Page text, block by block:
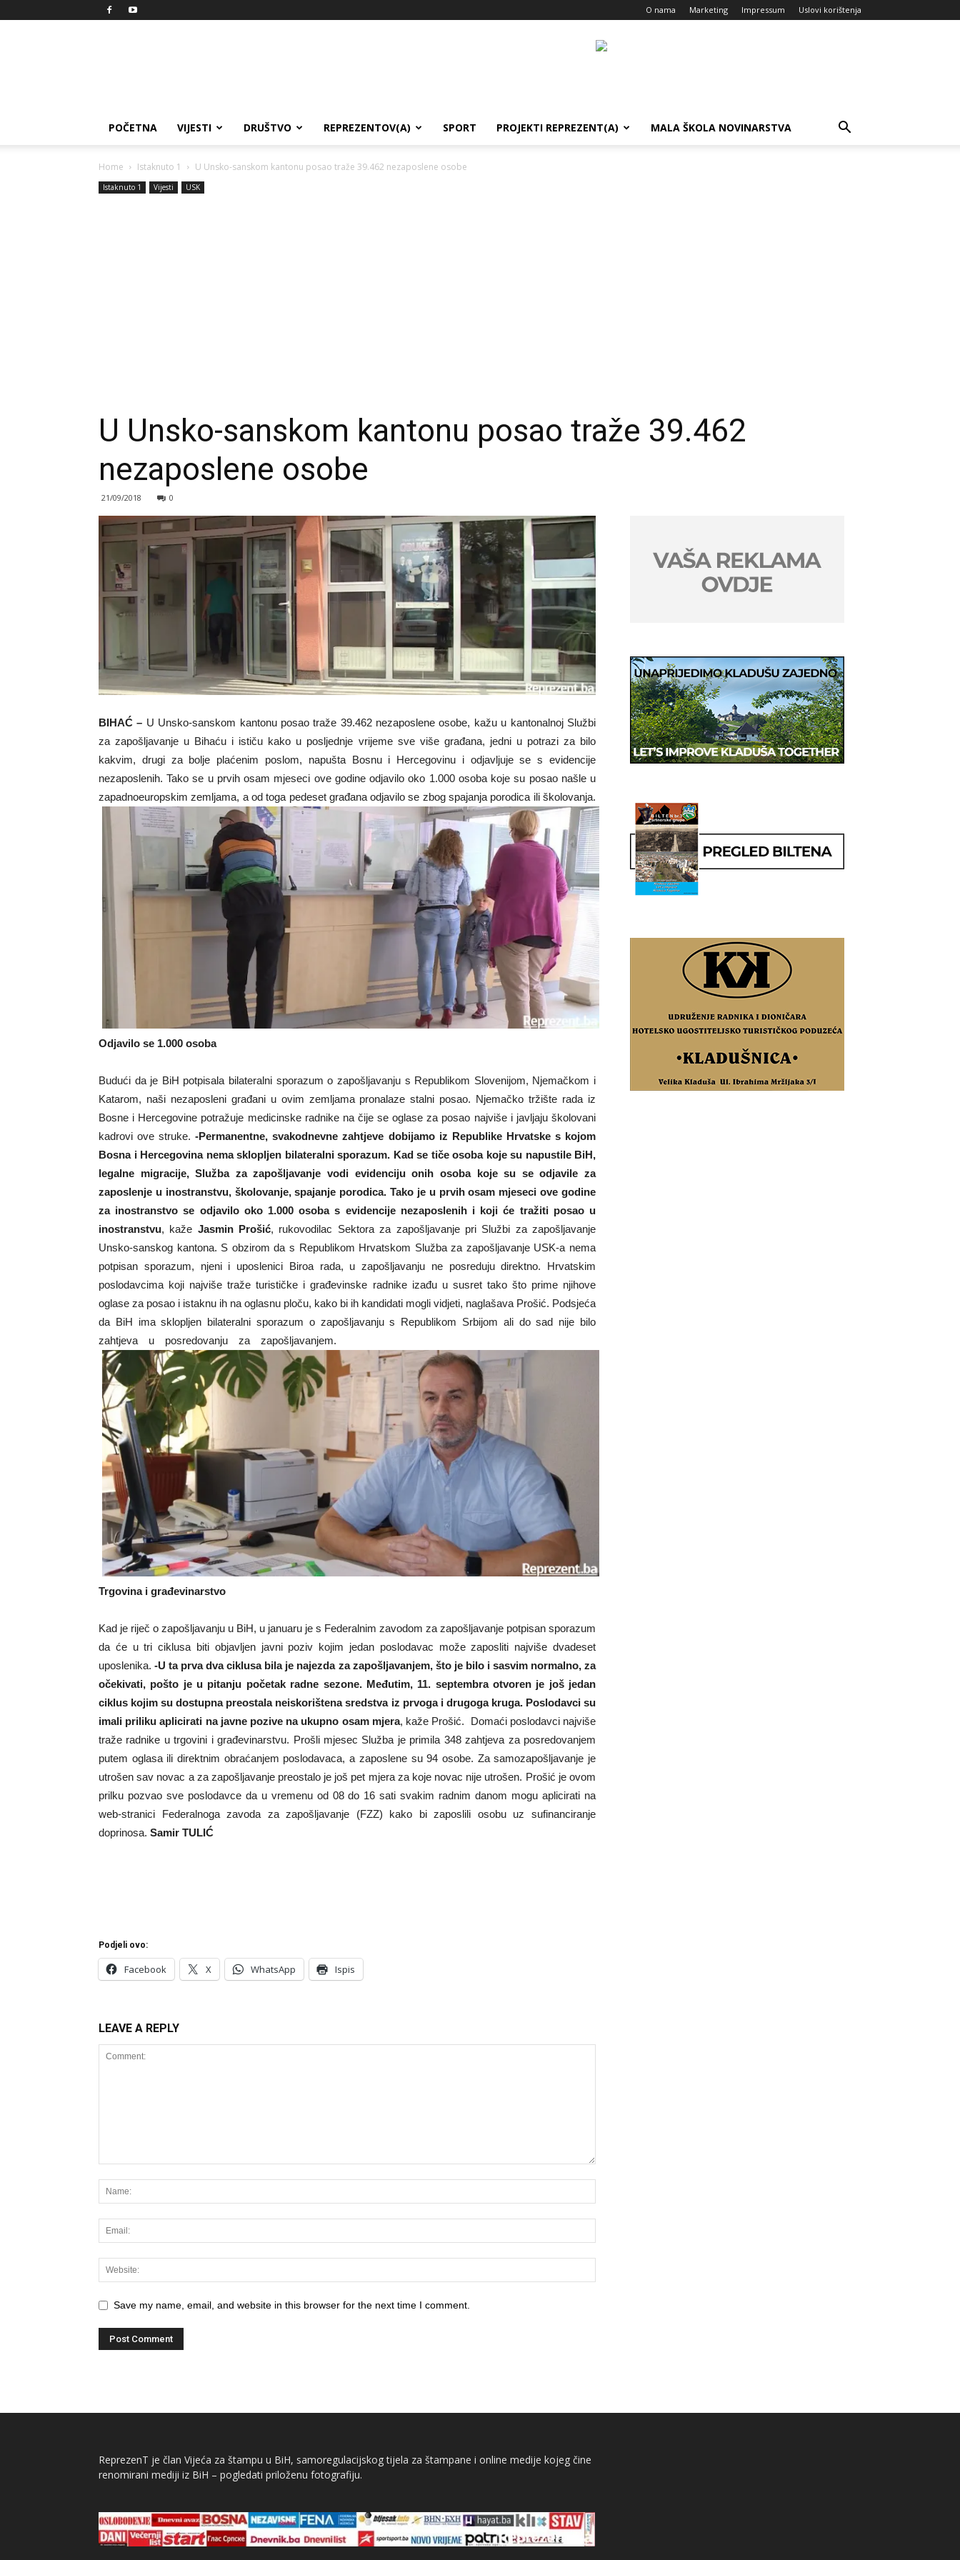
O nama Marketing Impressum Uslovi korištenja
POČETNA VIJESTI DRUŠTVO REPREZENTOV(A) SPORT PROJEKTI REPREZENT(A) MALA ŠKOLA NOVINARSTVA
Home Istaknuto 1 U Unsko-sanskom kantonu posao traže 39.462 nezaposlene osobe
Istaknuto 1 Vijesti USK
U Unsko-sanskom kantonu posao traže 39.462
nezaposlene osobe
21/09/2018 0
BIHAĆ – U Unsko-sanskom kantonu posao traže 39.462 nezaposlene osobe, kažu u kantonalnoj Službi
za zapošljavanje u Bihaću i ističu kako u posljednje vrijeme sve više građana, jedni u potrazi za bilo
kakvim, drugi za bolje plaćenim poslom, napušta Bosnu i Hercegovinu i odjavljuje se s evidencije
nezaposlenih. Tako se u prvih osam mjeseci ove godine odjavilo oko 1.000 osoba koje su posao našle u
zapadnoeuropskim zemljama, a od toga pedeset građana odjavilo se zbog spajanja porodica ili školovanja.
Odjavilo se 1.000 osoba
Budući da je BiH potpisala bilateralni sporazum o zapošljavanju s Republikom Slovenijom, Njemačkom i
Katarom, naši nezaposleni građani u ovim zemljama pronalaze stalni posao. Njemačko tržište rada iz
Bosne i Hercegovine potražuje medicinske radnike na čije se oglase za posao najviše i javljaju školovani
kadrovi ove struke.-Permanentne, svakodnevne zahtjeve dobijamo iz Republike Hrvatske s kojom
Bosna i Hercegovina nema sklopljen bilateralni sporazum. Kad se tiče osoba koje su napustile BiH,
legalne migracije, Služba za zapošljavanje vodi evidenciju onih osoba koje su se odjavile za
zaposlenje u inostranstvu, školovanje, spajanje porodica. Tako je u prvih osam mjeseci ove godine
za inostranstvo se odjavilo oko 1.000 osoba s evidencije nezaposlenih i koji će tražiti posao u
inostranstvu, kaže Jasmin Prošić, rukovodilac Sektora za zapošljavanje pri Službi za zapošljavanje
Unsko-sanskog kantona. S obzirom da s Republikom Hrvatskom Služba za zapošljavanje USK-a nema
potpisan sporazum, njeni i uposlenici Biroa rada, u zapošljavanju ne posreduju direktno. Hrvatskim
poslodavcima koji najviše traže turističke i građevinske radnike izađu u susret tako što prime njihove
oglase za posao i istaknu ih na oglasnu ploču, kako bi ih kandidati mogli vidjeti, naglašava Prošić. Podsjeća
da BiH ima sklopljen bilateralni sporazum o zapošljavanju s Republikom Srbijom ali do sad nije bilo
zahtjeva u posredovanju za zapošljavanjem.
Trgovina i građevinarstvo
Kad je riječ o zapošljavanju u BiH, u januaru je s Federalnim zavodom za zapošljavanje potpisan sporazum
da će u tri ciklusa biti objavljen javni poziv kojim jedan poslodavac može zaposliti najviše dvadeset
uposlenika.-U ta prva dva ciklusa bila je najezda za zapošljavanjem, što je bilo i sasvim normalno, za
očekivati, pošto je u pitanju početak radne sezone. Međutim, 11. septembra otvoren je još jedan
ciklus kojim su dostupna preostala neiskorištena sredstva iz prvoga i drugoga kruga. Poslodavci su
imali priliku aplicirati na javne pozive na ukupno osam mjera, kaže Prošić. Domaći poslodavci najviše
traže radnike u trgovini i građevinarstvu. Prošli mjesec Služba je primila 348 zahtjeva za posredovanjem
putem oglasa ili direktnim obraćanjem poslodavaca, a zaposlene su 94 osobe. Za samozapošljavanje je
utrošen sav novac a za zapošljavanje preostalo je još pet mjera za koje novac nije utrošen. Prošić je ovom
prilku pozvao sve poslodavce da u vremenu od 08 do 16 sati svakim radnim danom mogu aplicirati na
web-stranici Federalnoga zavoda za zapošljavanje (FZZ) kako bi zaposlili osobu uz sufinanciranje
doprinosa. Samir TULIĆ
Podjeli ovo:
Facebook X WhatsApp Ispis
LEAVE A REPLY
Save my name, email, and website in this browser for the next time I comment.
ReprezenT je član Vijeća za štampu u BiH, samoregulacijskog tijela za štampane i online medije kojeg čine
renomirani mediji iz BiH – pogledati priloženu fotografiju.